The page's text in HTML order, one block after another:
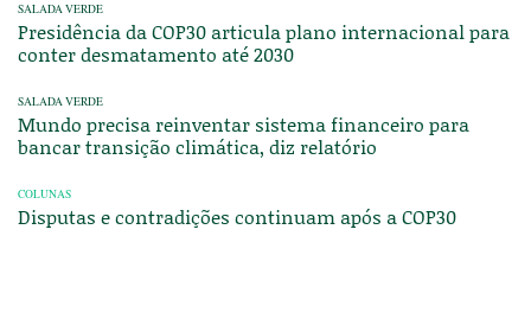
SALADA VERDE
Presidência da COP30 articula plano internacional para
conter desmatamento até 2030
SALADA VERDE
Mundo precisa reinventar sistema financeiro para
bancar transição climática, diz relatório
COLUNAS
Disputas e contradições continuam após a COP30